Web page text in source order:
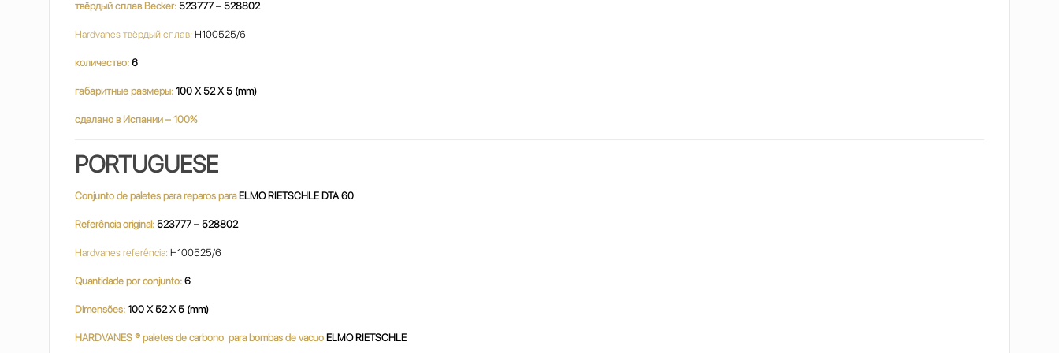
твёрдый сплав Becker: 523777 – 528802
Hardvanes твёрдый сплав: H100525/6
количество: 6
габаритные размеры: 100 X 52 X 5 (mm)
сделано в Испании – 100%
PORTUGUESE
Conjunto de paletes para reparos para ELMO RIETSCHLE DTA 60
Referência original:523777 – 528802
Hardvanes referência: H100525/6
Quantidade por conjunto:6
Dimensões: 100 X 52 X 5 (mm)
HARDVANES ® paletes de carbono para bombas de vacuo ELMO RIETSCHLE